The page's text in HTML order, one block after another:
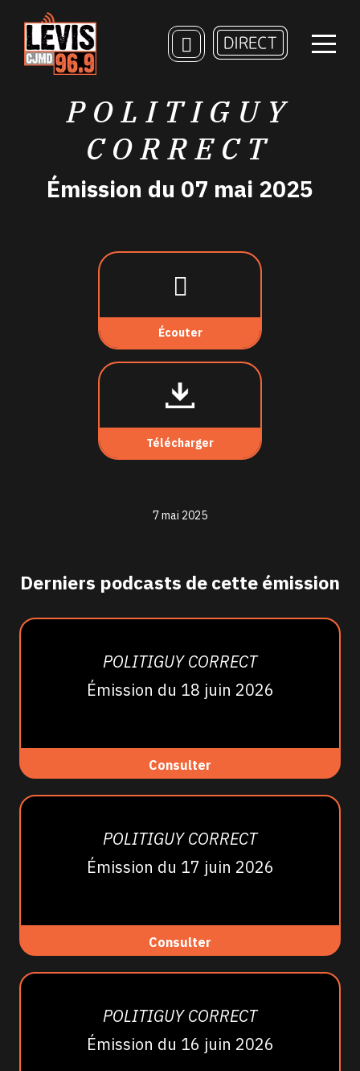
POLITIGUY
CORRECT
Émission du 07 mai 2025
Écouter
Télécharger
7 mai 2025
Derniers podcasts de cette émission
POLITIGUY CORRECT
Émission du 18 juin 2026
Consulter
POLITIGUY CORRECT
Émission du 17 juin 2026
Consulter
POLITIGUY CORRECT
Émission du 16 juin 2026